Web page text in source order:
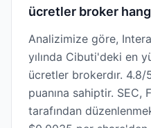
ücretler broker
Analizimize göre,
yılında Cibuti'deki en
ücretler brokerdır.
puanına sahiptir. SEC,
tarafından